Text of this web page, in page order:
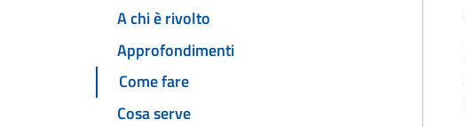
A chi è rivolto
Approfondimenti
Come fare
Cosa serve